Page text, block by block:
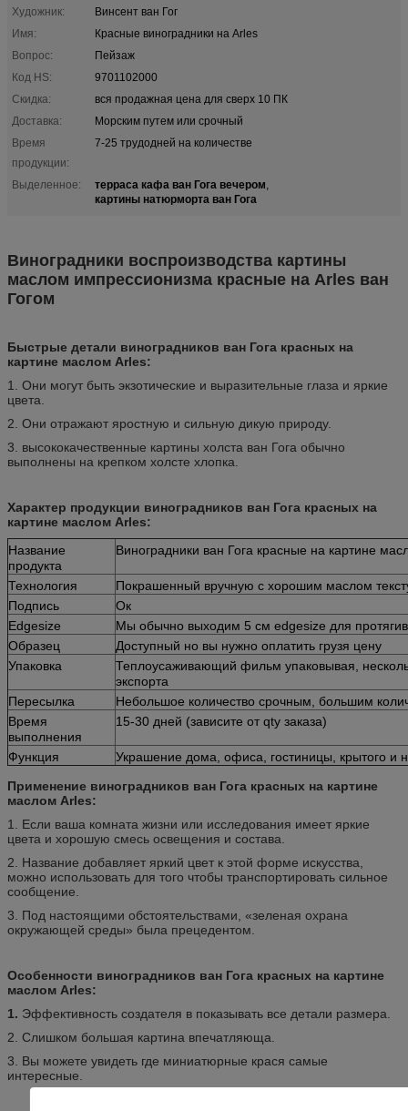
Художник:
Винсент ван Гог
Имя:
Красные виноградники на Arles
Вопрос:
Пейзаж
Код HS:
9701102000
Скидка:
вся продажная цена для сверх 10 ПК
Доставка:
Морским путем или срочный
Время
продукции:
7-25 трудодней на количестве
Выделенное: терраса кафа ван Гога вечером,
картины натюрморта ван Гога
Виноградники воспроизводства картины
маслом импрессионизма красные на Arles ван
Гогом
Быстрые детали виноградников ван Гога красных на
картине маслом Arles:
1. Они могут быть экзотические и выразительные глаза и яркие
цвета.
2. Они отражают яростную и сильную дикую природу.
3. высококачественные картины холста ван Гога обычно
выполнены на крепком холсте хлопка.
Характер продукции виноградников ван Гога красных на
картине маслом Arles:
Название
продукта
Виноградники ван Гога красные на картине
Технология
Покрашенный вручную с хорошим маслом
Подпись
Ок
Edgesize
Мы обычно выходим 5 см edgesize для
Образец
Доступный но вы нужно оплатить грузя цену
Упаковка
Теплоусаживающий фильм упаковывая,
экспорта
Пересылка
Небольшое количество срочным, большим
Время
выполнения
15-30 дней (зависите от qty заказа)
Функция
Украшение дома, офиса, гостиницы, крытого и
Применение виноградников ван Гога красных на картине
маслом Arles:
1. Если ваша комната жизни или исследования имеет яркие
цвета и хорошую смесь освещения и состава.
2. Название добавляет яркий цвет к этой форме искусства,
можно использовать для того чтобы транспортировать сильное
сообщение.
3. Под настоящими обстоятельствами, «зеленая охрана
окружающей среды» была прецедентом.
Особенности виноградников ван Гога красных на картине
маслом Arles:
1. Эффективность создателя в показывать все детали размера.
2. Слишком большая картина впечатляюща.
3. Вы можете увидеть где миниатюрные крася самые
интересные.